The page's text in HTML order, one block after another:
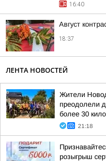
16:40
Август
18:37
ЛЕНТА НОВОСТЕЙ
Жители
преодолели
более 30
21:18
розыгрыш